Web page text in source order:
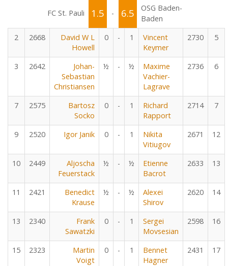
FC St. Pauli 1.5 - 6.5
OSG Baden-
Baden
2
2668
David W L
Howell
0 - 1
Vincent
Keymer
2730 5
3 2642
Johan-
Sebastian
Christiansen
½ - ½
Maxime
Vachier-
Lagrave
2736 6
7 2575
Bartosz
Socko
0 - 1
Richard
Rapport
2714 7
9 2520 Igor Janik 0 - 1
Nikita
Vitiugov
2671 12
10 2449
Aljoscha
Feuerstack
½ - ½
Etienne
Bacrot
2633 13
11 2421
Benedict
Krause
½ - ½
Alexei
Shirov
2620 14
13 2340
Frank
Sawatzki
0 - 1
Sergei
Movsesian
2598 16
15 2323
Martin
Voigt
0 - 1
Bennet
Hagner
2431 17